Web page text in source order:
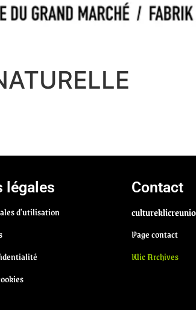
légales
d'utilisation
Contact
Page contact
Klic Archives